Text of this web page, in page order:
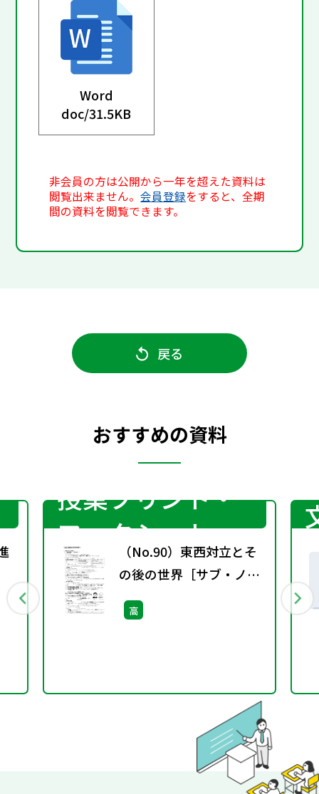
Word
doc/31.5KB
非会員の方は公開から一年を超えた資料は
閲覧出来ません。会員登録をすると、全期
間の資料を閲覧できます。
戻る
おすすめの資料
授業プリント・
ワークシート
（No.90）東西対立とそ
の後の世界［サブ・ノー
ト］
高